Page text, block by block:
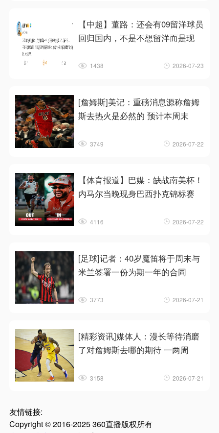
【中超】董路：还会有09留洋球员
回归国内，不是不想留洋而是现
1438 2026-07-23
[詹姆斯]美记：重磅消息源称詹姆
斯去热火是必然的 预计本周末
3749 2026-07-22
【体育报道】巴媒：缺战南美杯！
内马尔当晚现身巴西扑克锦标赛
4116 2026-07-22
[足球]记者：40岁魔笛将于周末与
米兰签署一份为期一年的合同
3773 2026-07-21
[精彩资讯]媒体人：漫长等待消磨
了对詹姆斯去哪的期待 一两周
3158 2026-07-21
友情链接:
Copyright © 2016-2025 360直播版权所有